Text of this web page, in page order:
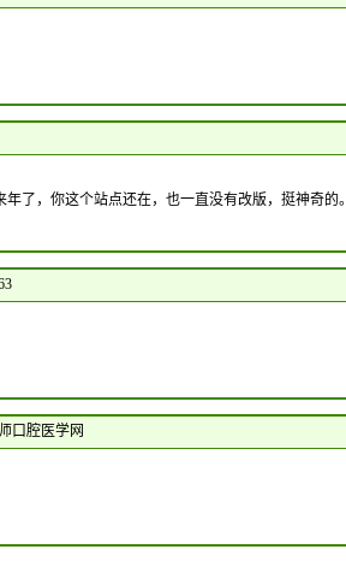
了，你这个站点还在，也一直没有改版，挺神奇的。
口腔医学网